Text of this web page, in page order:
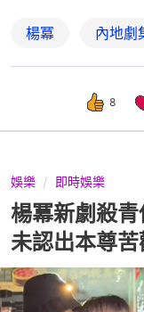
楊冪 內地劇
8
娛樂 即時娛樂
楊冪新劇殺
未認出本尊